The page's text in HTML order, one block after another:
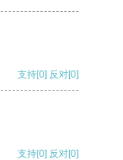
支持[0] 反对[0]
支持[0] 反对[0]